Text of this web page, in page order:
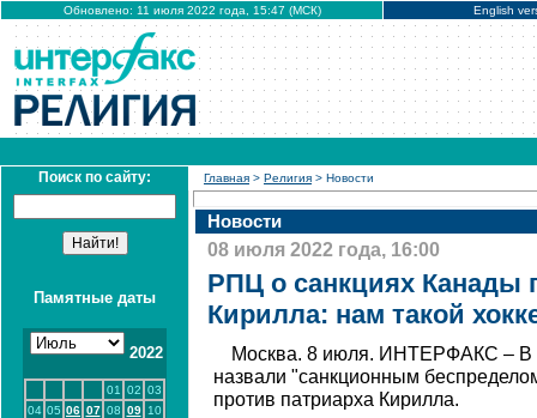
Обновлено: 11 июля 2022 года, 15:47 (МСК) English
Поиск по сайту:
Памятные даты
2022
01 02 03
04 05 06 07 08 09 10
Главная > Религия > Новости
Новости
08 июля 2022 года, 16:00
РПЦ о санкциях Канады
Кирилла: нам такой
Москва. 8 июля. ИНТЕРФАКС – В
назвали "санкционным
против патриарха Кирилла.